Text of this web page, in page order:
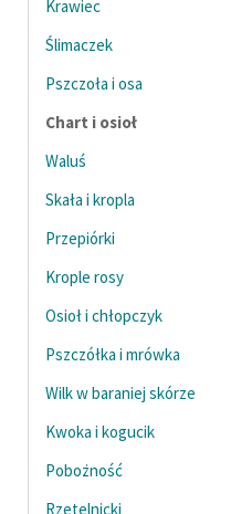
Krawiec
Ślimaczek
Pszczoła i osa
Chart i osioł
Waluś
Skała i kropla
Przepiórki
Krople rosy
Osioł i chłopczyk
Pszczółka i mrówka
Wilk w baraniej skórze
Kwoka i kogucik
Pobożność
Rzetelnicki